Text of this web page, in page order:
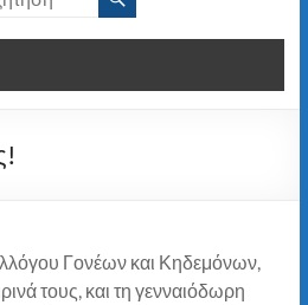
Γονέων και Κηδεμόνων,
τους, και τη γενναιόδωρη